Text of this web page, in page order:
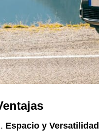
Espacio y Versatilidad